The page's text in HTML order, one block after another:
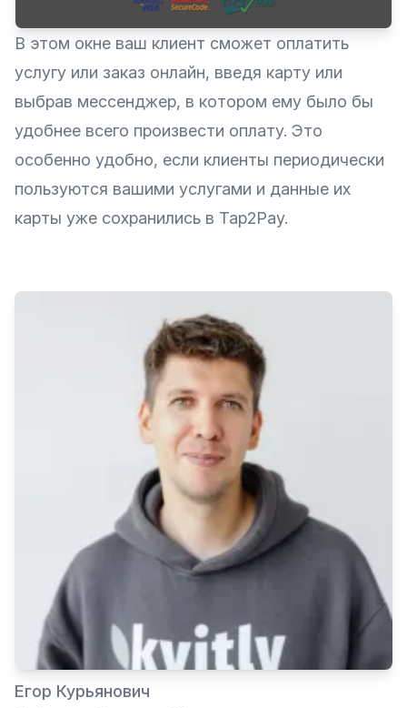
В этом окне ваш клиент сможет оплатить
услугу или заказ онлайн, введя карту или
выбрав мессенджер, в котором ему было бы
удобнее всего произвести оплату. Это
особенно удобно, если клиенты периодически
пользуются вашими услугами и данные их
карты уже сохранились в Tap2Pay.
Егор Курьянович